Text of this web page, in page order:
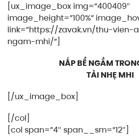
[ux_image_box img=”400409″
image_height=”100%”
link=”https://zavak.vn/thu-
ngam-mhi/”]
NẮP BỂ NGẦM
TẢI NHẸ MHI
[/ux_image_box]
[/col]
[col span=”4″ span__sm=”12″]